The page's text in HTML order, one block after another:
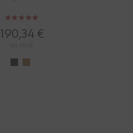
Bewertung:
100%
190,34 €